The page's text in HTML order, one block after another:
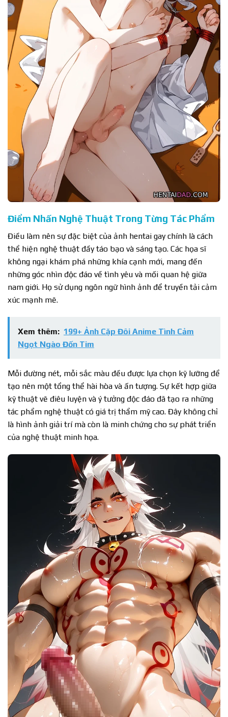
Điểm Nhấn Nghệ Thuật Trong Từng Tác Phẩm
Điều làm nên sự đặc biệt của ảnh hentai gay chính là cách
thể hiện nghệ thuật đầy táo bạo và sáng tạo. Các họa sĩ
không ngại khám phá những khía cạnh mới, mang đến
những góc nhìn độc đáo về tình yêu và mối quan hệ giữa
nam giới. Họ sử dụng ngôn ngữ hình ảnh để truyền tải cảm
xúc mạnh mẽ.
Xem thêm: 199+ Ảnh Cặp Đôi Anime Tình Cảm
Ngọt Ngào Đốn Tim
Mỗi đường nét, mỗi sắc màu đều được lựa chọn kỹ lưỡng để
tạo nên một tổng thể hài hòa và ấn tượng. Sự kết hợp giữa
kỹ thuật vẽ điêu luyện và ý tưởng độc đáo đã tạo ra những
tác phẩm nghệ thuật có giá trị thẩm mỹ cao. Đây không chỉ
là hình ảnh giải trí mà còn là minh chứng cho sự phát triển
của nghệ thuật minh họa.